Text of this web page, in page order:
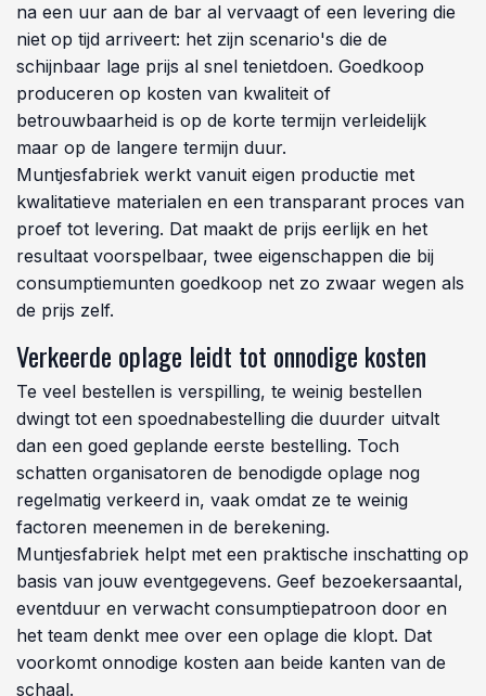
na een uur aan de bar al vervaagt of een levering die
niet op tijd arriveert: het zijn scenario's die de
schijnbaar lage prijs al snel tenietdoen. Goedkoop
produceren op kosten van kwaliteit of
betrouwbaarheid is op de korte termijn verleidelijk
maar op de langere termijn duur.
Muntjesfabriek werkt vanuit eigen productie met
kwalitatieve materialen en een transparant proces van
proef tot levering. Dat maakt de prijs eerlijk en het
resultaat voorspelbaar, twee eigenschappen die bij
consumptiemunten goedkoop net zo zwaar wegen als
de prijs zelf.
Verkeerde oplage leidt tot onnodige kosten
Te veel bestellen is verspilling, te weinig bestellen
dwingt tot een spoednabestelling die duurder uitvalt
dan een goed geplande eerste bestelling. Toch
schatten organisatoren de benodigde oplage nog
regelmatig verkeerd in, vaak omdat ze te weinig
factoren meenemen in de berekening.
Muntjesfabriek helpt met een praktische inschatting op
basis van jouw eventgegevens. Geef bezoekersaantal,
eventduur en verwacht consumptiepatroon door en
het team denkt mee over een oplage die klopt. Dat
voorkomt onnodige kosten aan beide kanten van de
schaal.